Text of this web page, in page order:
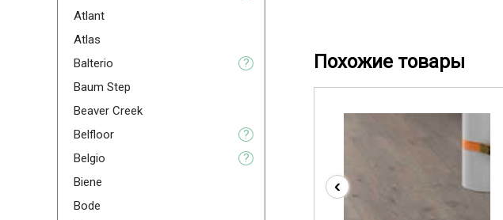
Похожие товары
‹
Atlant
Atlas
Balterio
?
Baum Step
Beaver Creek
Belfloor
?
Belgio
?
Biene
Bode